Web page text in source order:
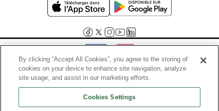
Interdiction de vente de boissons alcooliques aux mineurs de
moins de 18 ans
La preuve de majorité de l'acheteur est exigée au moment de la vente
By clicking “Accept All Cookies”, you agree to the storing of
cookies on your device to enhance site navigation, analyze
site usage, and assist in our marketing efforts.
Cookies Settings